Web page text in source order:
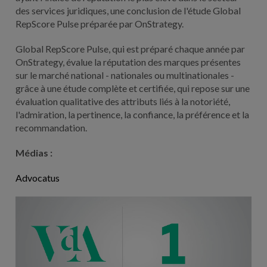
des services juridiques, une conclusion de l'étude Global
RepScore Pulse préparée par OnStrategy.
Global RepScore Pulse, qui est préparé chaque année par
OnStrategy, évalue la réputation des marques présentes
sur le marché national - nationales ou multinationales -
grâce à une étude complète et certifiée, qui repose sur une
évaluation qualitative des attributs liés à la notoriété,
l'admiration, la pertinence, la confiance, la préférence et la
recommandation.
Médias :
Advocatus